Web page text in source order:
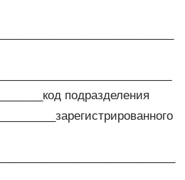
подразделения